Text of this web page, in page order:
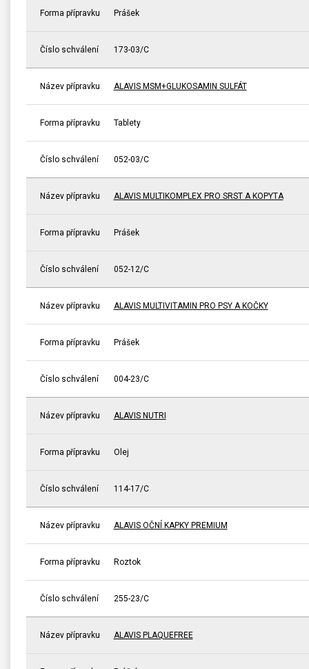
Forma přípravku Prášek
Číslo schválení 173-03/C
Název přípravku ALAVIS MSM+GLUKOSAMIN SULFÁT
Forma přípravku Tablety
Číslo schválení 052-03/C
Název přípravku ALAVIS MULTIKOMPLEX PRO SRST A KOPYTA
Forma přípravku Prášek
Číslo schválení 052-12/C
Název přípravku ALAVIS MULTIVITAMIN PRO PSY A KOČKY
Forma přípravku Prášek
Číslo schválení 004-23/C
Název přípravku ALAVIS NUTRI
Forma přípravku Olej
Číslo schválení 114-17/C
Název přípravku ALAVIS OČNÍ KAPKY PREMIUM
Forma přípravku Roztok
Číslo schválení 255-23/C
Název přípravku ALAVIS PLAQUEFREE